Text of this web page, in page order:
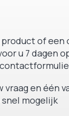
of een
u 7 dagen
vraag en één
mogelijk